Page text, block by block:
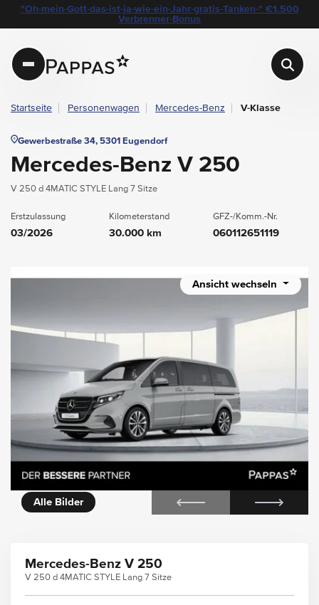
Navigation überspringen
Zum Hauptcontent
Zur Hauptnavigation springen
layout.table-of-content
Technische Daten
Fahrzeugausstattung
Leasing
Beispielangebot
Standort & Ansprechpartner
Das könnte Sie auch interessieren
Angebote & Aktionen bei Pappas
"Oh-mein-Gott-das-ist-ja-wie-ein-Jahr-gratis-Tanken-" €1.500
Verbrenner-Bonus
Pappas
Startseite Personenwagen Mercedes-Benz V-Klasse
Gewerbestraße 34, 5301 Eugendorf
Mercedes-Benz V 250
V 250 d 4MATIC STYLE Lang 7 Sitze
Erstzulassung
03/2026
Kilometerstand
30.000 km
GFZ-/Komm.-Nr.
060112651119
Ansicht wechseln
Alle Bilder
Mercedes-Benz V 250
V 250 d 4MATIC STYLE Lang 7 Sitze